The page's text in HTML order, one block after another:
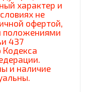
характер и
не
офертой,
положениями
437
Кодекса
и наличие